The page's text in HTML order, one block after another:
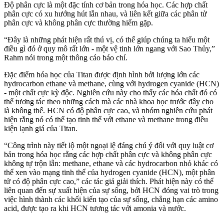
Độ phân cực là một đặc tính cơ bản trong hóa học. Các hợp chất
phân cực có xu hướng hút lẫn nhau, và liên kết giữa các phân tử
phân cực và không phân cực thường hiếm gặp.
“Đây là những phát hiện rất thú vị, có thể giúp chúng ta hiểu một
điều gì đó ở quy mô rất lớn - một vệ tinh lớn ngang với Sao Thủy,”
Rahm nói trong một thông cáo báo chí.
Đặc điểm hóa học của Titan được định hình bởi lượng lớn các
hydrocarbon ethane và methane, cùng với hydrogen cyanide (HCN)
- một chất cực kỳ độc. Nghiên cứu này cho thấy các hóa chất đó có
thể tương tác theo những cách mà các nhà khoa học trước đây cho
là không thể. HCN có độ phân cực cao, và nhóm nghiên cứu phát
hiện rằng nó có thể tạo tinh thể với ethane và methane trong điều
kiện lạnh giá của Titan.
“Công trình này tiết lộ một ngoại lệ đáng chú ý đối với quy luật cơ
bản trong hóa học rằng các hợp chất phân cực và không phân cực
không tự trộn lẫn: methane, ethane và các hydrocarbon nhỏ khác có
thể xen vào mạng tinh thể của hydrogen cyanide (HCN), một phân
tử có độ phân cực cao,” các tác giả giải thích. Phát hiện này có thể
liên quan đến sự xuất hiện của sự sống, bởi HCN đóng vai trò trong
việc hình thành các khối kiến tạo của sự sống, chẳng hạn các amino
acid, được tạo ra khi HCN tương tác với amonia và nước.